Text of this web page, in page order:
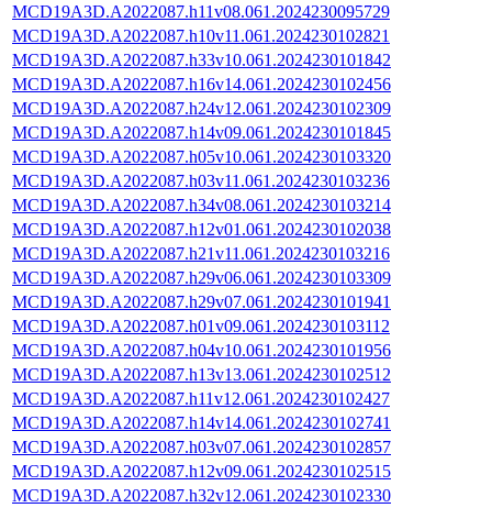
MCD19A3D.A2022087.h11v08.061.2024230095729
MCD19A3D.A2022087.h10v11.061.2024230102821
MCD19A3D.A2022087.h33v10.061.2024230101842
MCD19A3D.A2022087.h16v14.061.2024230102456
MCD19A3D.A2022087.h24v12.061.2024230102309
MCD19A3D.A2022087.h14v09.061.2024230101845
MCD19A3D.A2022087.h05v10.061.2024230103320
MCD19A3D.A2022087.h03v11.061.2024230103236
MCD19A3D.A2022087.h34v08.061.2024230103214
MCD19A3D.A2022087.h12v01.061.2024230102038
MCD19A3D.A2022087.h21v11.061.2024230103216
MCD19A3D.A2022087.h29v06.061.2024230103309
MCD19A3D.A2022087.h29v07.061.2024230101941
MCD19A3D.A2022087.h01v09.061.2024230103112
MCD19A3D.A2022087.h04v10.061.2024230101956
MCD19A3D.A2022087.h13v13.061.2024230102512
MCD19A3D.A2022087.h11v12.061.2024230102427
MCD19A3D.A2022087.h14v14.061.2024230102741
MCD19A3D.A2022087.h03v07.061.2024230102857
MCD19A3D.A2022087.h12v09.061.2024230102515
MCD19A3D.A2022087.h32v12.061.2024230102330